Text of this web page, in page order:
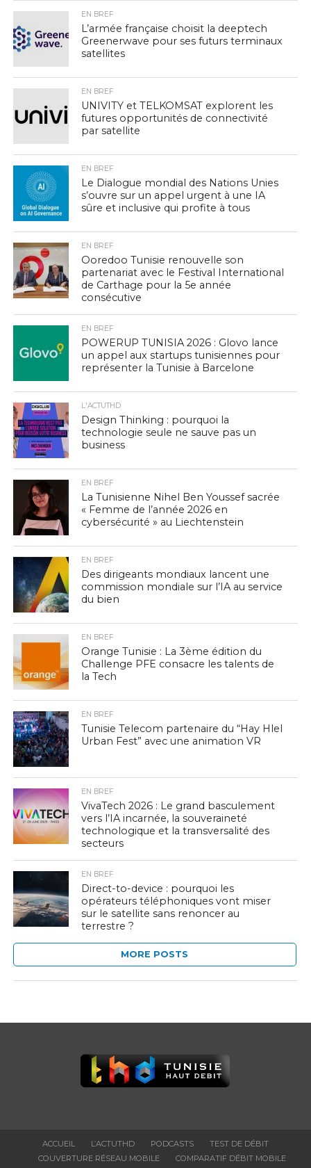
EN BREF
L’armée française choisit la deeptech
Greenerwave pour ses futurs terminaux
satellites
EN BREF
UNIVITY et TELKOMSAT explorent les
futures opportunités de connectivité
par satellite
EN BREF
Le Dialogue mondial des Nations Unies
s’ouvre sur un appel urgent à une IA
sûre et inclusive qui profite à tous
EN BREF
Ooredoo Tunisie renouvelle son
partenariat avec le Festival International
de Carthage pour la 5e année
consécutive
EN BREF
POWERUP TUNISIA 2026 : Glovo lance
un appel aux startups tunisiennes pour
représenter la Tunisie à Barcelone
L'ACTUTHD
Design Thinking : pourquoi la
technologie seule ne sauve pas un
business
EN BREF
La Tunisienne Nihel Ben Youssef sacrée
« Femme de l’année 2026 en
cybersécurité » au Liechtenstein
EN BREF
Des dirigeants mondiaux lancent une
commission mondiale sur l’IA au service
du bien
EN BREF
Orange Tunisie : La 3ème édition du
Challenge PFE consacre les talents de
la Tech
EN BREF
Tunisie Telecom partenaire du “Hay Hlel
Urban Fest” avec une animation VR
EN BREF
VivaTech 2026 : Le grand basculement
vers l’IA incarnée, la souveraineté
technologique et la transversalité des
secteurs
EN BREF
Direct-to-device : pourquoi les
opérateurs téléphoniques vont miser
sur le satellite sans renoncer au
terrestre ?
MORE POSTS
ACCUEIL L’ACTUTHD PODCASTS
TEST DE DÉBIT
COUVERTURE RÉSEAU MOBILE
COMPARATIF DÉBIT MOBILE